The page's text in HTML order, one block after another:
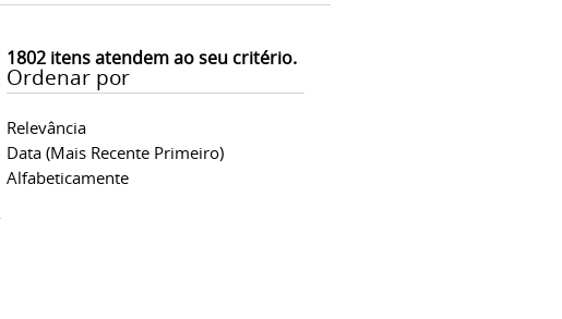
1802itens atendem ao seu critério.
Ordenar por
Relevância
Data (mais Recente Primeiro)
Alfabeticamente